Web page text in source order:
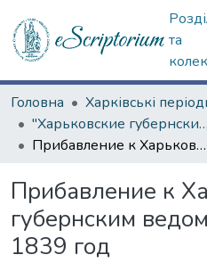
та
Головна
"Харьковские губернские ведомости" (1838–1915 гг.)
Прибавление к Харьковским губернским ведомостям. № 25. 1839 год
Прибавление к
губернским
1839 год